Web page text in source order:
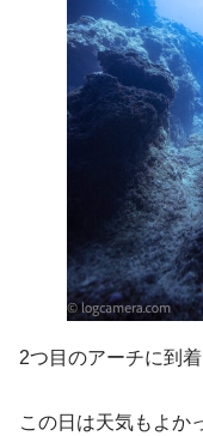
2つ目のアーチに到着
この日は天気もよか